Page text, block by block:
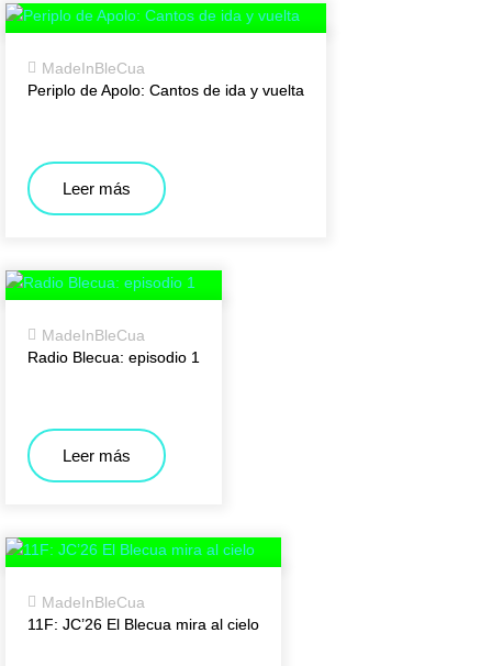
MadeInBleCua
Periplo de Apolo: Cantos de ida y vuelta
Leer más
MadeInBleCua
Radio Blecua: episodio 1
Leer más
MadeInBleCua
11F: JC’26 El Blecua mira al cielo